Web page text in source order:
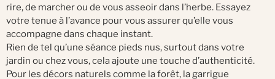
rire, de marcher ou de vous asseoir dans l’herbe. Essayez
votre tenue à l’avance pour vous assurer qu’elle vous
accompagne dans chaque instant.
Rien de tel qu’une séance pieds nus, surtout dans votre
jardin ou chez vous, cela ajoute une touche d’authenticité.
Pour les décors naturels comme la forêt, la garrigue